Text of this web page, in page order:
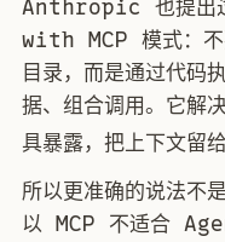
Anthropic 也提出
with MCP 模式：不
目录，而是通过代码
据、组合调用。它解
具暴露，把上下文留
所以更准确的说法不
以 MCP 不适合